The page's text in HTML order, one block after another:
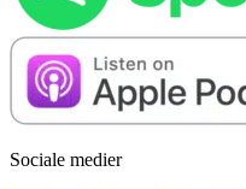
Sociale medier